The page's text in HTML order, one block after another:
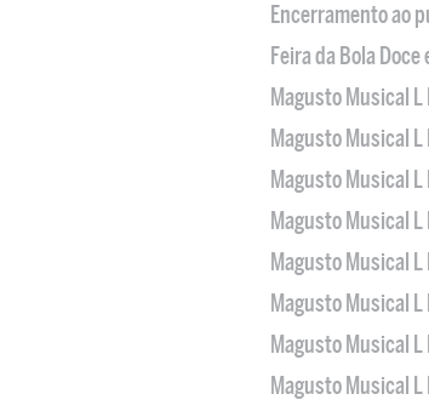
Encerramento ao
Feira da Bola
Magusto Musical
Magusto Musical
Magusto Musical
Magusto Musical
Magusto Musical
Magusto Musical
Magusto Musical
Magusto Musical